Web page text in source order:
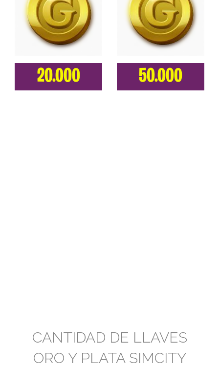
20.000 50.000
CANTIDAD DE LLAVES
ORO Y PLATA SIMCITY